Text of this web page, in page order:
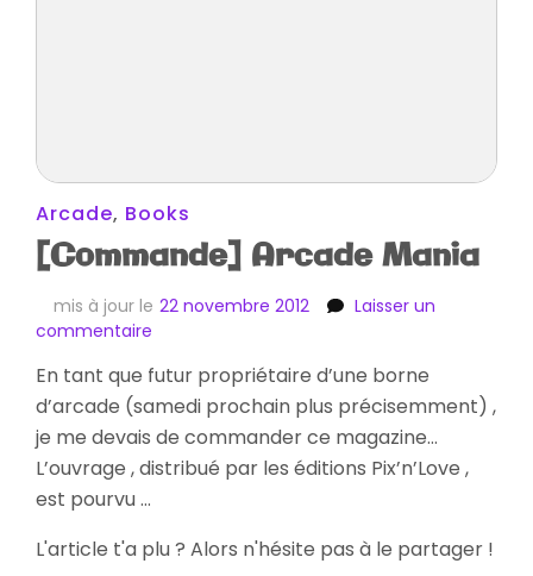
Arcade, Books
[Commande] Arcade Mania
mis à jour le 22 novembre 2012
Laisser un
commentaire
Arcade
Mania
En tant que futur propriétaire d’une borne
d’arcade (samedi prochain plus précisemment) ,
je me devais de commander ce magazine…
L’ouvrage , distribué par les éditions Pix’n’Love ,
est pourvu …
L'article t'a plu ? Alors n'hésite pas à le partager !